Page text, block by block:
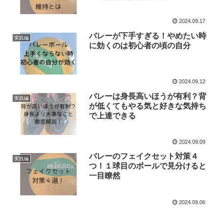
2024.09.17
実践編
バレーが下手すぎる！やめたい時
に効くのは初心者の頃の自分
2024.09.12
実践編
バレーは身長高いほうが有利？背
が低くてもやる気と好きな気持ち
で上達できる
2024.09.09
実践編
バレーのフェイクセット対策４
つ！１球目のボールで見分けると
一目瞭然
2024.09.06